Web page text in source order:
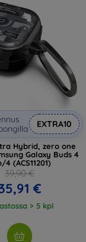
EXTRA10
Hybrid, zero one
Galaxy Buds 4
4 (ACS11201)
39,90 €
€
> 5 kpl